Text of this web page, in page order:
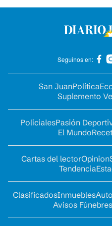
Seguinos en:
San JuanPolítica
Suplemento
PolicialesPasión
El Mundo
Cartas del lectorOpinion
Tendencia
ClasificadosInmuebles
Avisos